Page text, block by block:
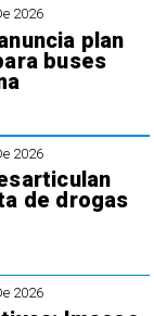
2026
plan
buses
2026
de drogas
2026